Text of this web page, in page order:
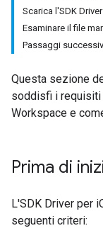
Scarica l'SDK Driver
Esaminare il file
Passaggi
Questa sezione
soddisfi i requisiti
Workspace e
Prima di
L'SDK Driver per
seguenti criteri: